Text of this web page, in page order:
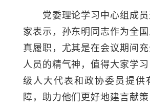
党委理论学习中心组成员
家表示，孙东明同志作为全
真履职，尤其是在会议期间
人员的精气神，值得大家学
级人大代表和政协委员提供
障，助力他们更好地建言献